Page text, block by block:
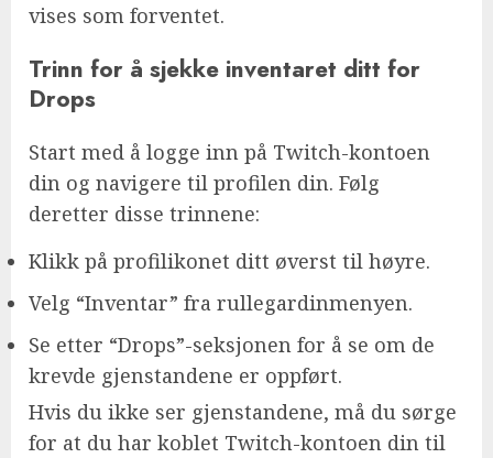
vises som forventet.
Trinn for å sjekke inventaret ditt for
Drops
Start med å logge inn på Twitch-kontoen
din og navigere til profilen din. Følg
deretter disse trinnene:
Klikk på profilikonet ditt øverst til høyre.
Velg “Inventar” fra rullegardinmenyen.
Se etter “Drops”-seksjonen for å se om de
krevde gjenstandene er oppført.
Hvis du ikke ser gjenstandene, må du sørge
for at du har koblet Twitch-kontoen din til